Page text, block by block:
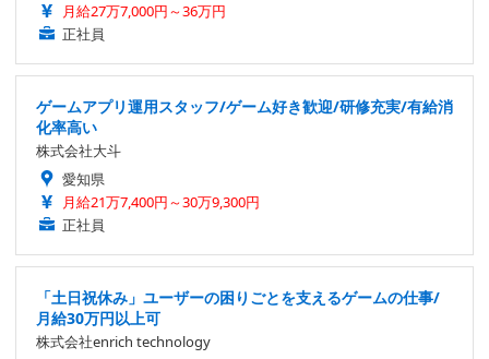
月給27万7,000円～36万円
正社員
ゲームアプリ運用スタッフ/ゲーム好き歓迎/研修充実/有給消
化率高い
株式会社大斗
愛知県
月給21万7,400円～30万9,300円
正社員
「土日祝休み」ユーザーの困りごとを支えるゲームの仕事/
月給30万円以上可
株式会社enrich technology